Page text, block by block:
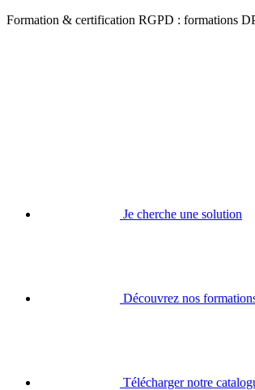
Formation & certification RGPD : formations
Je cherche une solution
Découvrez nos
Télécharger notre